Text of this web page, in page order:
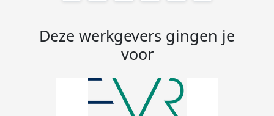
Deze werkgevers gingen je
voor